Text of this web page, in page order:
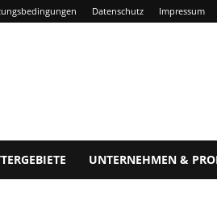
Datenschutz Impressum
UNTERNEHMEN &